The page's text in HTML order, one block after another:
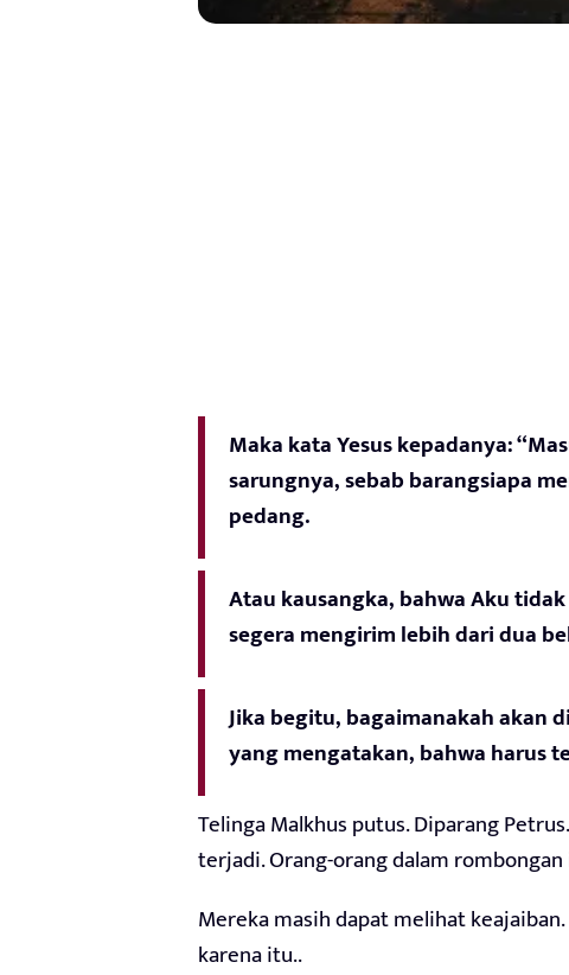
Maka kata Yesus kepadanya:
sarungnya, sebab barangsiapa
pedang.
Atau kausangka, bahwa Aku
segera mengirim lebih dari dua
Jika begitu, bagaimanakah akan
yang mengatakan, bahwa harus
Telinga Malkhus putus. Diparang
terjadi. Orang-orang dalam
Mereka masih dapat melihat
karena itu..